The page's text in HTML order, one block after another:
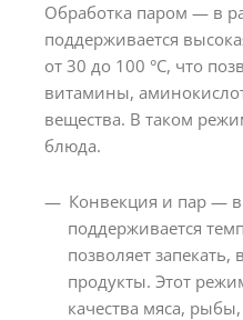
Обработка паром — в
поддерживается
от 30 до 100 °C, что
витамины,
вещества. В таком
блюда.
Конвекция и пар —
поддерживается
позволяет
продукты. Этот
качества мяса,